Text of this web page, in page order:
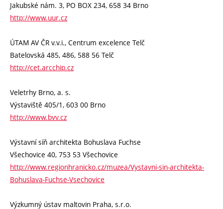
Jakubské nám. 3, PO BOX 234, 658 34 Brno
http://www.uur.cz
ÚTAM AV ČR v.v.i., Centrum excelence Telč
Batelovská 485, 486, 588 56 Telč
http://cet.arcchip.cz
Veletrhy Brno, a. s.
Výstaviště 405/1, 603 00 Brno
http://www.bvv.cz
Výstavní síň architekta Bohuslava Fuchse
Všechovice 40, 753 53 Všechovice
http://www.regionhranicko.cz/muzea/Vystavni-sin-architekta-
Bohuslava-Fuchse-Vsechovice
Výzkumný ústav maltovin Praha, s.r.o.